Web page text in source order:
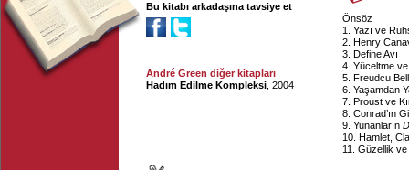
Bu kitabı arkadaşına tavsiye et
André Green diğer kitapları
Hadım Edilme Kompleksi , 2004
Önsöz
1. Yazı ve
2. Henry
3. Define Avı
4. Yüceltme
5. Freudcu
6. Yaşamdan
7. Proust ve
8. Conrad’ın
9. Yunanların
10. Hamlet,
11. Güzellik